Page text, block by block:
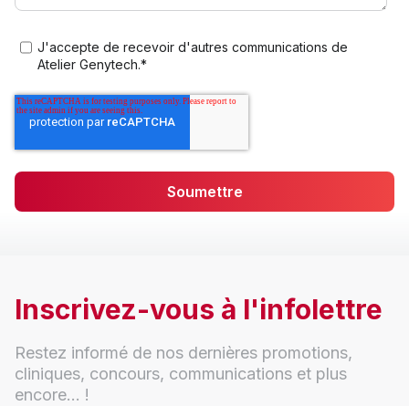
J'accepte de recevoir d'autres communications de
Atelier Genytech.*
Inscrivez-vous à l'infolettre
Restez informé de nos dernières promotions,
cliniques, concours, communications et plus
encore... !